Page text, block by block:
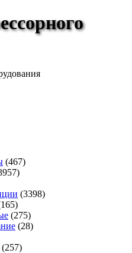
(467)
(3398)
(275)
(28)
(257)